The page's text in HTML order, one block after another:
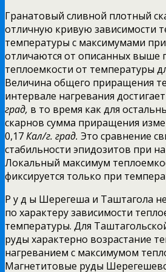
Гранатовый сливной плотный
отличную кривую зависимости
температуры с максимумами
отличаются от описанных выше
теплоемкости от температуры
Величина общего приращения
интервале нагревания
град, в то время как для
скарнов сумма приращения
0,17Кал/г. град. Это сравнение
стабильности эпидозитов при
Локальный максимум
фиксируется только при
Р у д ы Шерегеша и Таштагола
по характеру зависимости
температуры. Для
руды характерно возрастание
нагреванием с максимумом
Магнетитовые руды